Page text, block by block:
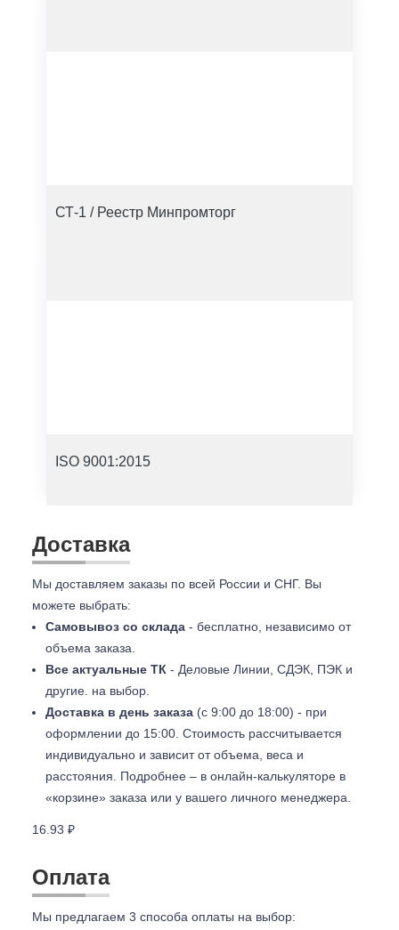
СТ-1 / Реестр Минпромторг
ISO 9001:2015
Доставка
Мы доставляем заказы по всей России и СНГ. Вы
можете выбрать:
Самовывоз со склада - бесплатно, независимо от
объема заказа.
Все актуальные ТК - Деловые Линии, СДЭК, ПЭК и
другие. на выбор.
Доставка в день заказа (с 9:00 до 18:00) - при
оформлении до 15:00. Стоимость рассчитывается
индивидуально и зависит от объема, веса и
расстояния. Подробнее – в онлайн-калькуляторе в
«корзине» заказа или у вашего личного менеджера.
16.93 ₽
Оплата
Мы предлагаем 3 способа оплаты на выбор: